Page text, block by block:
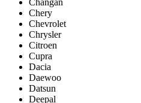
Changan
Chery
Chevrolet
Chrysler
Citroen
Cupra
Dacia
Daewoo
Datsun
Deepal